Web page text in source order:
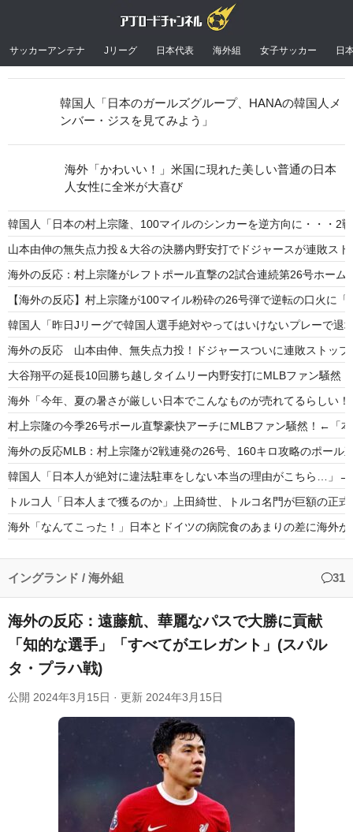
サッカーアンテナ Jリーグ 日本代表 海外組 女子サッカー 日
韓国人「日本の村上宗隆、100マイルのシンカーを逆方向に・・・
山本由伸の無失点力投＆大谷の決勝内野安打でドジャースが連敗ス
海外の反応：村上宗隆がレフトポール直撃の2試合連続第26号ホーム
【海外の反応】村上宗隆が100マイル粉砕の26号弾で逆転の口火に
韓国人「昨日Jリーグで韓国人選手絶対やってはいけないプレーで退
海外の反応 山本由伸、無失点力投！ドジャースついに連敗ストップ
大谷翔平の延長10回勝ち越しタイムリー内野安打にMLBファン騒然
海外「今年、夏の暑さが厳しい日本でこんなものが売れてるらしい
村上宗隆の今季26号ポール直撃豪快アーチにMLBファン騒然！←「
海外の反応MLB：村上宗隆が2戦連発の26号、160キロ攻略のポール
韓国人「日本人が絶対に違法駐車をしない本当の理由がこちら…」
トルコ人「日本人まで獲るのか」上田綺世、トルコ名門が巨額の正
海外「なんてこった！」日本とドイツの病院食のあまりの差に海外が
韓国人「韓国人が日本のラーメンについて勘違いしていることが
Powered by livedoor 相互RSS
韓国人「日本のガールズグループ、HANAの韓国人メ
ンバー・ジスを見てみよう」
海外「かわいい！」米国に現れた美しい普通の日本
人女性に全米が大喜び
イングランド / 海外組 31
海外の反応：遠藤航、華麗なパスで大勝に貢献
「知的な選手」「すべてがエレガント」(スパル
タ・プラハ戦)
公開 2024年3月15日 · 更新 2024年3月15日